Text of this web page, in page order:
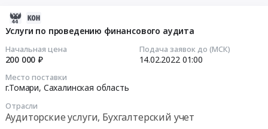
Услуги по проведению финансового аудита
Начальная цена
200 000 ₽
Подача заявок до (МСК)
14.02.2022 01:00
Место поставки
г.Томари, Сахалинская область
Отрасли
Аудиторские услуги, Бухгалтерский учет